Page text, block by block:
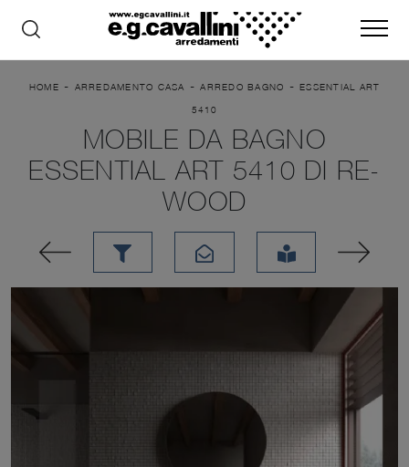
HOME - ARREDAMENTO CASA -ARREDO BAGNO - ESSENTIAL ART
5410
MOBILE DA BAGNO
ESSENTIAL ART 5410 DI RE-
WOOD